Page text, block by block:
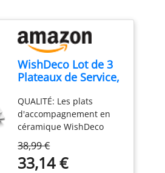
WishDeco Lot de 3
Plateaux de Service,
Rectangulaires
Blanches 35x15 cm,
Grandes Assiettes à
Dîner en Porcelaine,
Plateaux de fête
pour Dessert,
QUALITÉ: Les plats
d'accompagnement en
céramique WishDeco
porcelaine
professionnelle durable,
38,99 €
33,14 €